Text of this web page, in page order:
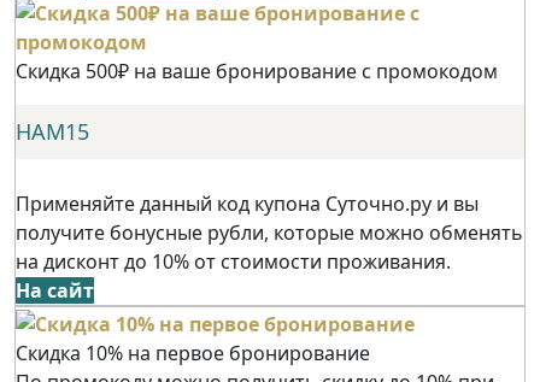
Скидка 500₽ на ваше бронирование с промокодом
НАМ15
Применяйте данный код купона Суточно.ру и вы
получите бонусные рубли, которые можно обменять
на дисконт до 10% от стоимости проживания.
На сайт
Скидка 10% на первое бронирование